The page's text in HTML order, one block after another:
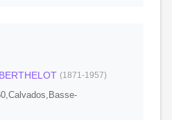
(1871-1957)